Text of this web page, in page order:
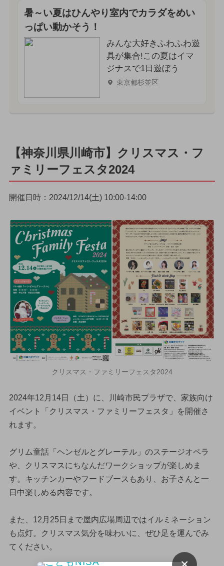
暑～い夏はひんやり室内でカラダをめい
っぱい動かそう！
みんな大好きふわふわ遊
具が集合!この夏はイマ
ジナスで1日遊ぼう
東京都杉並区
【神奈川県川崎市】クリスマス・フ
ァミリーフェスタ2024
開催日時：2024/12/14(土) 10:00-14:00
クリスマス・ファミリーフェスタ2024
2024年12月14日（土）に、川崎市民プラザで、家族向け
イベント「クリスマス・ファミリーフェスタ」を開催さ
れます。
グリム童話「ヘンゼルとグレーテル」のステージオペラ
や、クリスマスにちなんだワークショップが楽しめま
す。キッチンカーやフードブースもあり、お子さんと一
日中楽しめる内容です。
また、12月25日まで屋内広場周辺ではイルミネーション
も点灯。クリスマス気分を味わいに、ぜひ足を運んでみ
てください。